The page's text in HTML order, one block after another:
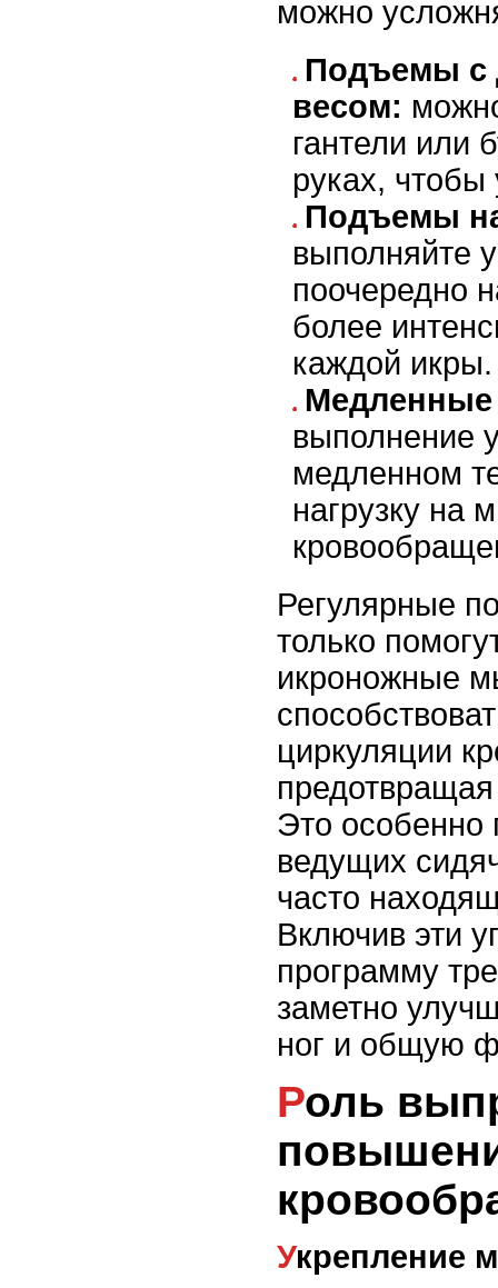
можно
Подъемы с
весом:
гантели или
руках, чтобы
Подъемы
выполняйте
поочередно
более
каждой икры.
Медленные
выполнение
медленном
нагрузку на
Регулярные
только
икроножные
циркуляции
Это особенно
ведущих
часто
Включив эти
программу
заметно
ног и общую
Роль выпрыгиваний в
Укрепление